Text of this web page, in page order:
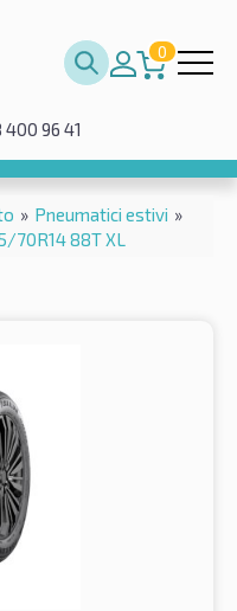
0
96 41
» Pneumatici estivi »
70R14 88T XL